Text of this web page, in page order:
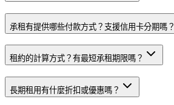
承租有提供哪些付款方式？支援信用卡分期嗎？
租約的計算方式？有最短承租期限嗎？
長期租用有什麼折扣或優惠嗎？